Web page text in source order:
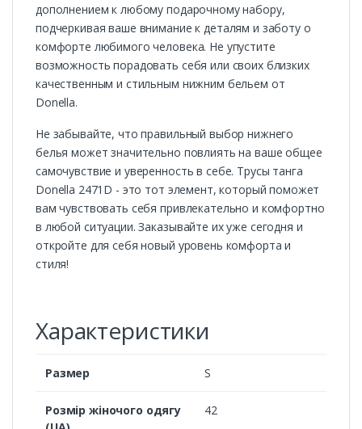
дополнением к любому подарочному набору,
подчеркивая ваше внимание к деталям и заботу о
комфорте любимого человека. Не упустите
возможность порадовать себя или своих близких
качественным и стильным нижним бельем от
Donella.
Не забывайте, что правильный выбор нижнего
белья может значительно повлиять на ваше общее
самочувствие и уверенность в себе. Трусы танга
Donella 2471D - это тот элемент, который поможет
вам чувствовать себя привлекательно и комфортно
в любой ситуации. Заказывайте их уже сегодня и
откройте для себя новый уровень комфорта и
стиля!
Характеристики
Размер S
Розмір жіночого одягу
42